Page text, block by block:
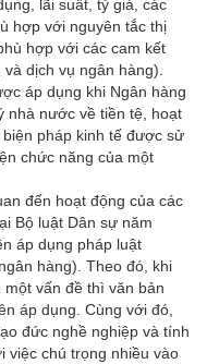
lãi suất, tỷ giá, các
hợp với nguyên tắc thị
hợp với các cam kết
dịch vụ ngân hàng).
áp dụng khi Ngân hàng
nhà nước về tiền tệ, hoạt
pháp kinh tế được sử
chức năng của một
đến hoạt động của các
Bộ luật Dân sự năm
áp dụng pháp luật
hàng). Theo đó, khi
vấn đề thì văn bản
áp dụng. Cùng với đó,
đức nghề nghiệp và tính
việc chú trọng nhiều vào